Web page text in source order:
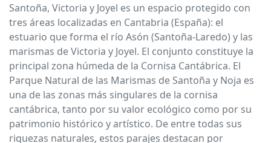
Santoña, Victoria y Joyel es un espacio protegido con
tres áreas localizadas en Cantabria (España): el
estuario que forma el río Asón (Santoña-Laredo) y las
marismas de Victoria y Joyel. El conjunto constituye la
principal zona húmeda de la Cornisa Cantábrica. El
Parque Natural de las Marismas de Santoña y Noja es
una de las zonas más singulares de la cornisa
cantábrica, tanto por su valor ecológico como por su
patrimonio histórico y artístico. De entre todas sus
riquezas naturales, estos parajes destacan por